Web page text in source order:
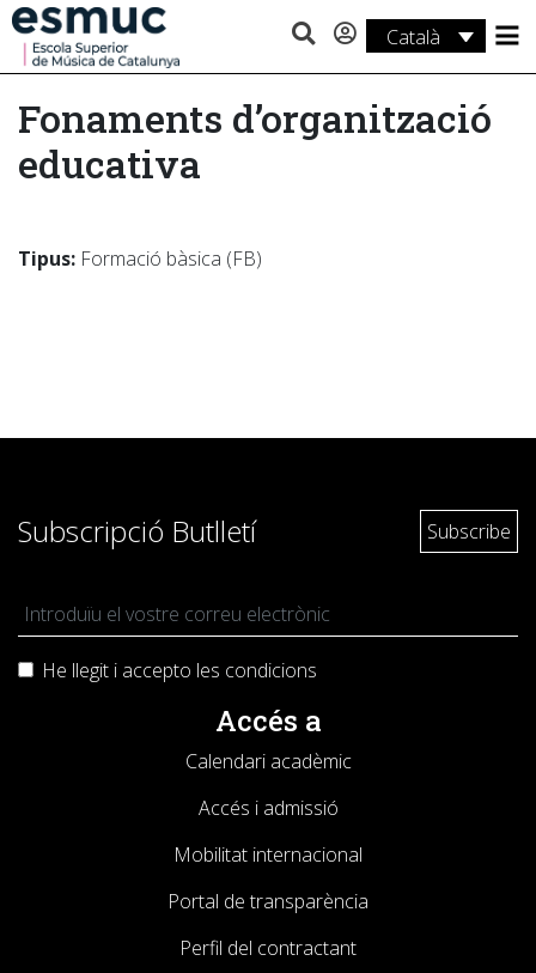
Català
Estudis
Recerca
Serveis
Fonaments d’organització
educativa
Tipus: Formació bàsica (FB)
Subscripció Butlletí
He llegit i accepto les condicions
Accés a
Calendari acadèmic
Accés i admissió
Mobilitat internacional
Portal de transparència
Perfil del contractant